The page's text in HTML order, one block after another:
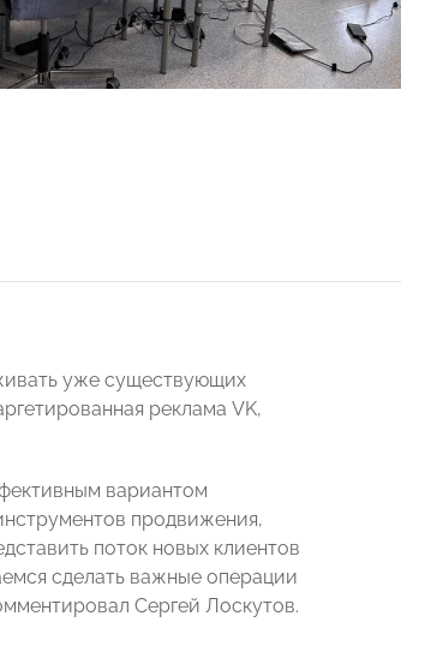
уже существующих
реклама VK,
вариантом
продвижения,
поток новых клиентов
сделать важные операции
Сергей Лоскутов.